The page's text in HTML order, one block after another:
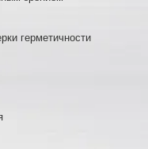
герметичности